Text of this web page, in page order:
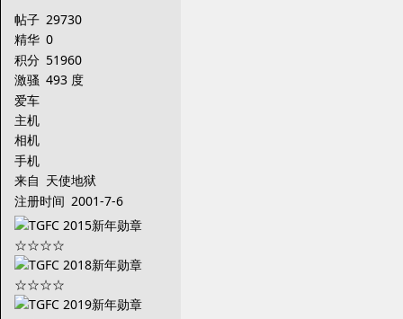
帖子 29730
精华 0
积分 51960
激骚 493 度
爱车
主机
相机
手机
来自 天使地狱
注册时间 2001-7-6